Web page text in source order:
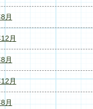
月
月
月
月
月